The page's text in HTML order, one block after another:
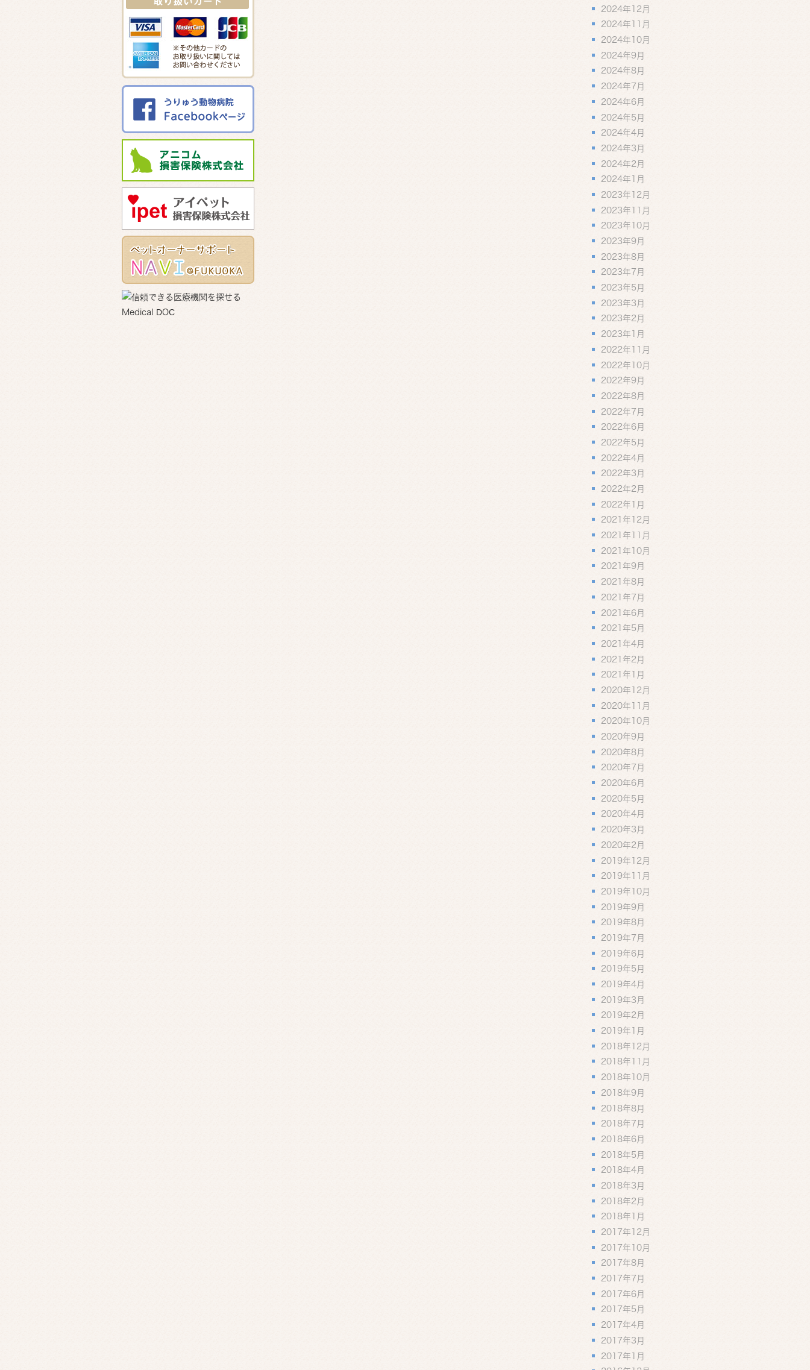
2024年12月
2024年11月
2024年10月
2024年9月
2024年8月
2024年7月
2024年6月
2024年5月
2024年4月
2024年3月
2024年2月
2024年1月
2023年12月
2023年11月
2023年10月
2023年9月
2023年8月
2023年7月
2023年5月
2023年3月
2023年2月
2023年1月
2022年11月
2022年10月
2022年9月
2022年8月
2022年7月
2022年6月
2022年5月
2022年4月
2022年3月
2022年2月
2022年1月
2021年12月
2021年11月
2021年10月
2021年9月
2021年8月
2021年7月
2021年6月
2021年5月
2021年4月
2021年2月
2021年1月
2020年12月
2020年11月
2020年10月
2020年9月
2020年8月
2020年7月
2020年6月
2020年5月
2020年4月
2020年3月
2020年2月
2019年12月
2019年11月
2019年10月
2019年9月
2019年8月
2019年7月
2019年6月
2019年5月
2019年4月
2019年3月
2019年2月
2019年1月
2018年12月
2018年11月
2018年10月
2018年9月
2018年8月
2018年7月
2018年6月
2018年5月
2018年4月
2018年3月
2018年2月
2018年1月
2017年12月
2017年10月
2017年8月
2017年7月
2017年6月
2017年5月
2017年4月
2017年3月
2017年1月